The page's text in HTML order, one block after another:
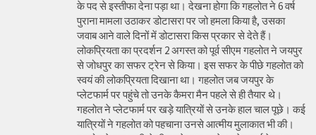
के पद से इस्तीफा देना पड़ा था। देखना होगा कि गहलोत ने 6 वर्ष
पुराना मामला उठाकर डोटासरा पर जो हमला किया है, उसका
जवाब आने वाले दिनों में डोटासरा किस प्रकार से देते हैं।
लोकप्रियता का प्रदर्शन 2 अगस्त को पूर्व सीएम गहलोत ने जयपुर
से जोधपुर का सफर ट्रेन से किया। इस सफर के पीछे गहलोत को
स्वयं की लोकप्रियता दिखाना था। गहलोत जब जयपुर के
प्लेटफार्म पर पहुंचे तो उनके कैमरा मैन पहले से ही तैयार थे।
गहलोत ने प्लेटफार्म पर खड़े यात्रियों से उनके हाल चाल पूछे। कई
यात्रियों ने गहलोत को पहचाना उनसे आत्मीय मुलाकात भी की।